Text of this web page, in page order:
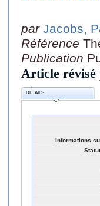
par Jacobs,
Référence
Publication
Article révisé
DÉTAILS
Informations